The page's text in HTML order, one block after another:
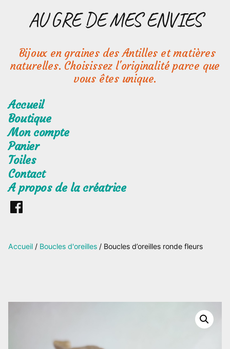
AU GRE DE MES ENVIES
Bijoux en graines des Antilles et matières
naturelles. Choisissez l'originalité parce que
vous êtes unique.
Accueil
Boutique
Mon compte
Panier
Toiles
Contact
A propos de la créatrice
Retrouvez
Facebook
Accueil / Boucles d'oreilles / Boucles d’oreilles ronde fleurs